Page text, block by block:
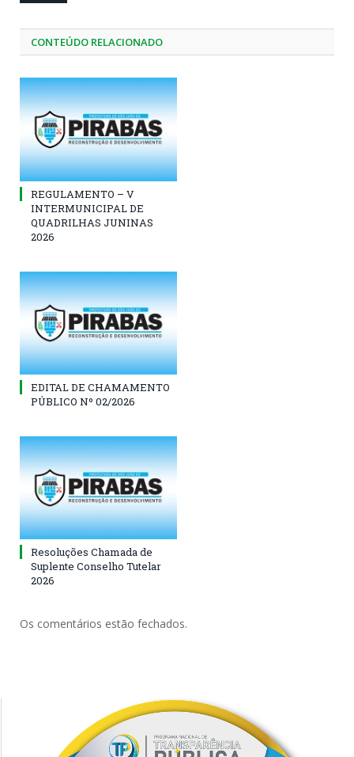
CONTEÚDO RELACIONADO
REGULAMENTO – V
INTERMUNICIPAL DE
QUADRILHAS JUNINAS
2026
EDITAL DE CHAMAMENTO
PÚBLICO Nº 02/2026
Resoluções Chamada de
Suplente Conselho Tutelar
2026
Os comentários estão fechados.